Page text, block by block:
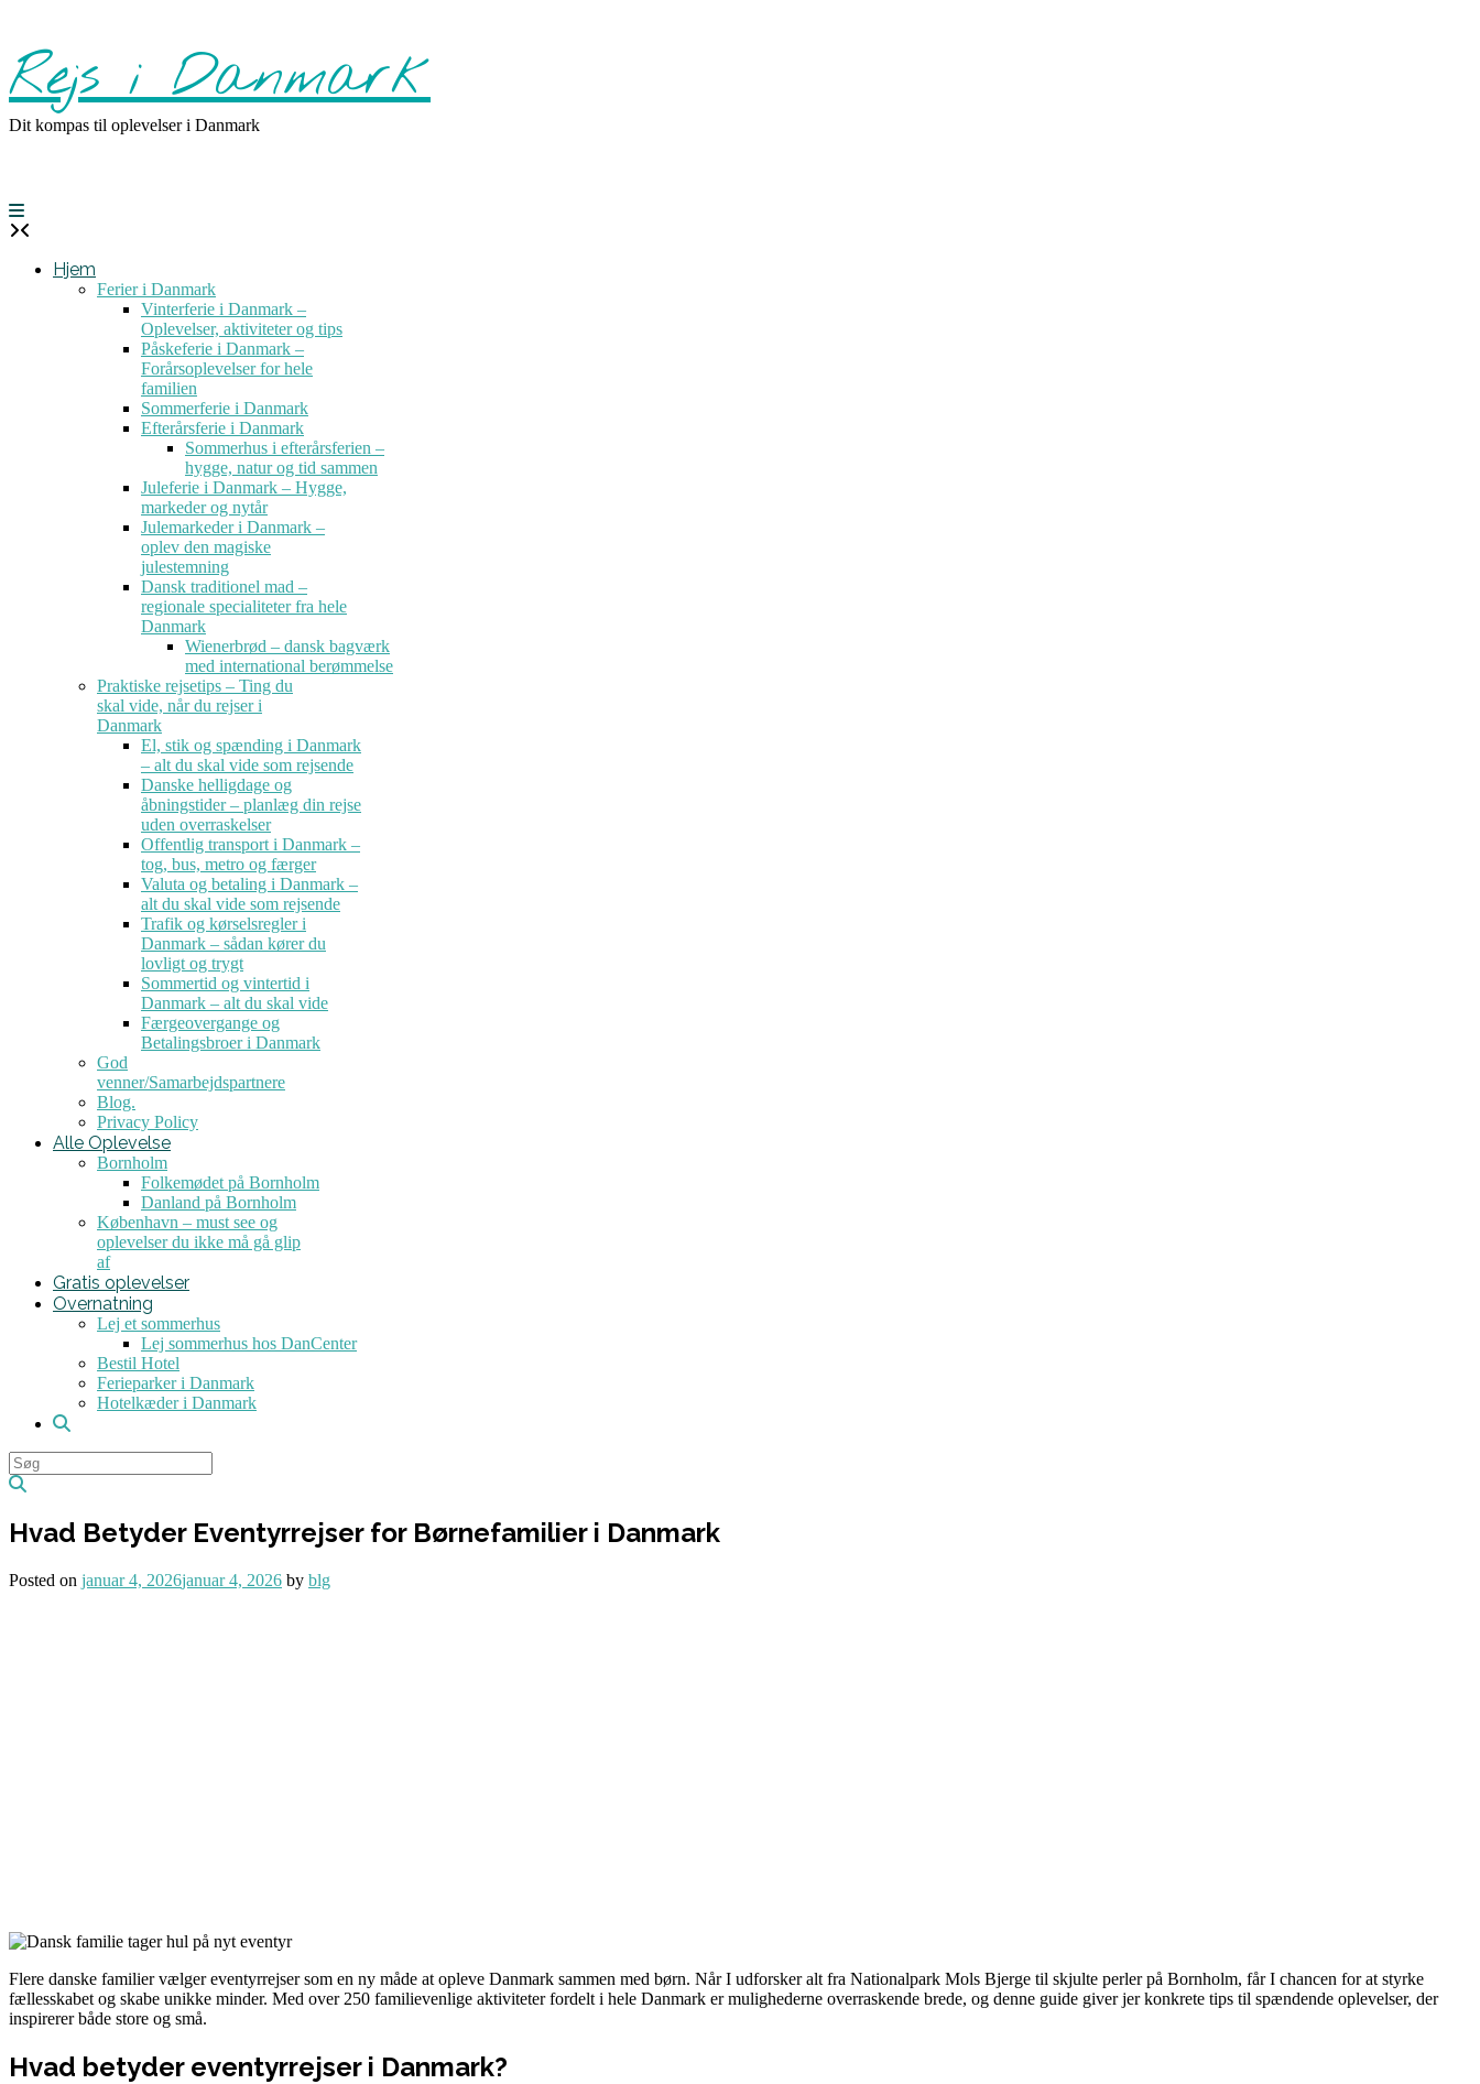
content
Rejs i Danmark
Dit kompas til oplevelser i Danmark
Hjem
Ferier i Danmark
Vinterferie i Danmark –
Oplevelser, aktiviteter og tips
Påskeferie i Danmark –
Forårsoplevelser for hele
familien
Sommerferie i Danmark
Efterårsferie i Danmark
Sommerhus i efterårsferien –
hygge, natur og tid sammen
Juleferie i Danmark – Hygge,
markeder og nytår
Julemarkeder i Danmark –
oplev den magiske
julestemning
Dansk traditionel mad –
regionale specialiteter fra hele
Danmark
Wienerbrød – dansk bagværk
med international berømmelse
Praktiske rejsetips – Ting du
skal vide, når du rejser i
Danmark
El, stik og spænding i Danmark
– alt du skal vide som rejsende
Danske helligdage og
åbningstider – planlæg din rejse
uden overraskelser
Offentlig transport i Danmark –
tog, bus, metro og færger
Valuta og betaling i Danmark –
alt du skal vide som rejsende
Trafik og kørselsregler i
Danmark – sådan kører du
lovligt og trygt
Sommertid og vintertid i
Danmark – alt du skal vide
Færgeovergange og
Betalingsbroer i Danmark
God
venner/Samarbejdspartnere
Blog.
Privacy Policy
Alle Oplevelse
Bornholm
Folkemødet på Bornholm
Danland på Bornholm
København – must see og
oplevelser du ikke må gå glip
af
Gratis oplevelser
Overnatning
Lej et sommerhus
Lej sommerhus hos DanCenter
Bestil Hotel
Ferieparker i Danmark
Hotelkæder i Danmark
Hvad Betyder Eventyrrejser for Børnefamilier i Danmark
Posted on januar 4, 2026januar 4, 2026 by blg
Flere danske familier vælger eventyrrejser som en ny måde at opleve Danmark sammen med børn. Når I udforsker alt fra Nationalpark Mols Bjerge til skjulte perler på Bornholm, får I chancen for at styrke
fællesskabet og skabe unikke minder. Med over 250 familievenlige aktiviteter fordelt i hele Danmark er mulighederne overraskende brede, og denne guide giver jer konkrete tips til spændende oplevelser, der
inspirerer både store og små.
Hvad betyder eventyrrejser i Danmark?